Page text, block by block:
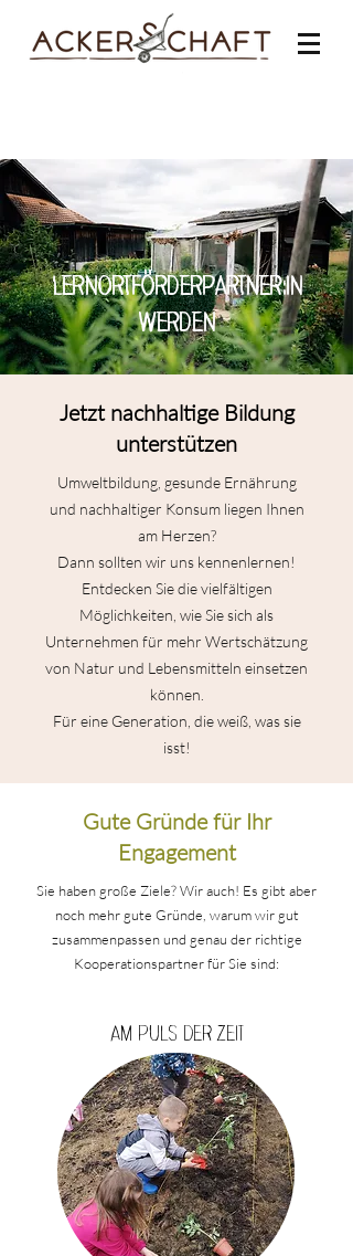
Lernortförderpartner:in
werden
Jetzt nachhaltige Bildung
unterstützen
Umweltbildung, gesunde Ernährung
und nachhaltiger Konsum liegen Ihnen
am Herzen?
Dann sollten wir uns kennenlernen!
Entdecken Sie die vielfältigen
Möglichkeiten, wie Sie sich als
Unternehmen für mehr Wertschätzung
von Natur und Lebensmitteln einsetzen
können.
Für eine Generation, die weiß, was sie
isst!
Gute Gründe für Ihr
Engagement
Sie haben große Ziele? Wir auch! Es gibt aber
noch mehr gute Gründe, warum wir gut
zusammenpassen und genau der richtige
Kooperationspartner für Sie sind:
Am Puls der Zeit